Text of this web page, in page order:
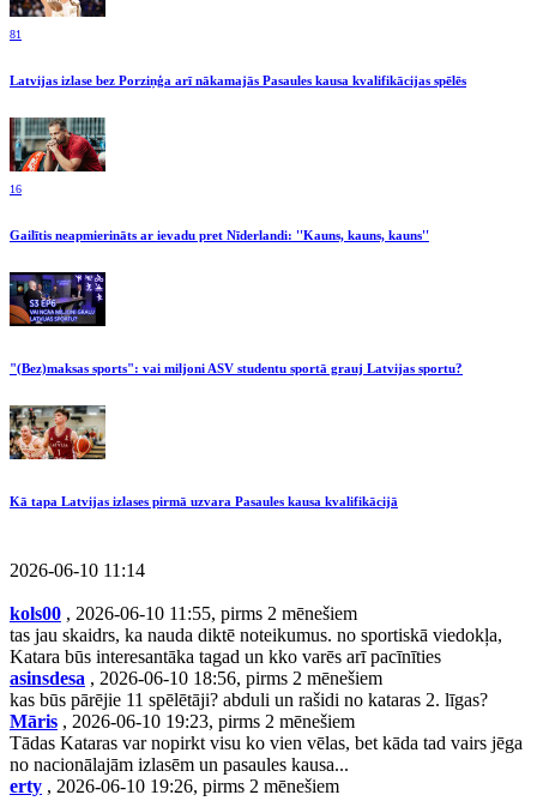
81
Latvijas izlase bez Porziņģa arī nākamajās Pasaules kausa kvalifikācijas spēlēs
16
Gailītis neapmierināts ar ievadu pret Nīderlandi: ''Kauns, kauns, kauns''
"(Bez)maksas sports": vai miljoni ASV studentu sportā grauj Latvijas sportu?
Kā tapa Latvijas izlases pirmā uzvara Pasaules kausa kvalifikācijā
2026-06-10 11:14
kols00 , 2026-06-10 11:55, pirms 2 mēnešiem
tas jau skaidrs, ka nauda diktē noteikumus. no sportiskā viedokļa,
Katara būs interesantāka tagad un kko varēs arī pacīnīties
asinsdesa , 2026-06-10 18:56, pirms 2 mēnešiem
kas būs pārējie 11 spēlētāji? abduli un rašidi no kataras 2. līgas?
Māris , 2026-06-10 19:23, pirms 2 mēnešiem
Tādas Kataras var nopirkt visu ko vien vēlas, bet kāda tad vairs jēga
no nacionālajām izlasēm un pasaules kausa...
erty , 2026-06-10 19:26, pirms 2 mēnešiem